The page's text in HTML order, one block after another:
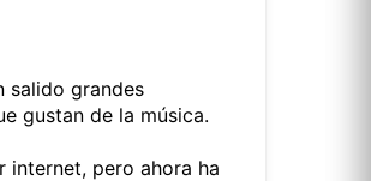
salido grandes
gustan de la música.
internet, pero ahora ha